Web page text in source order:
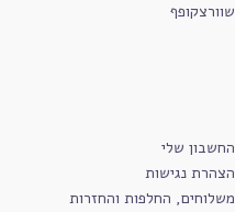
שוורצקופף
החשבון שלי
הצהרת נגישות
משלוחים, החלפות והחזרות